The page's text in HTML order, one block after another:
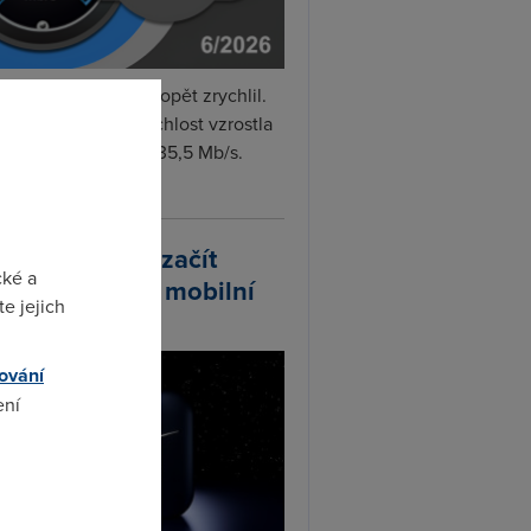
Fi internet v červnu opět zrychlil.
naměřená rychlost vzrostla
o 4 % na 35,5 Mb/s.
plánuje začít
vlastní mobilní
a
jejich